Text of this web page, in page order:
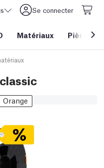
Se connecter
Matériaux Pièces&
Orange